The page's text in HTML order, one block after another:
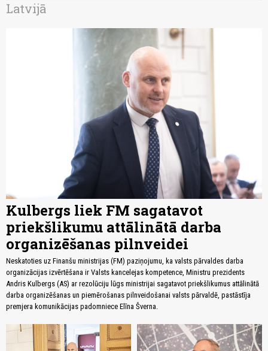
Latvijā
Kulbergs liek FM sagatavot
priekšlikumu attālinātā darba
organizēšanas pilnveidei
Neskatoties uz Finanšu ministrijas (FM) paziņojumu, ka valsts pārvaldes darba
organizācijas izvērtēšana ir Valsts kancelejas kompetence, Ministru prezidents
Andris Kulbergs (AS) ar rezolūciju lūgs ministrijai sagatavot priekšlikumus attālinātā
darba organizēšanas un piemērošanas pilnveidošanai valsts pārvaldē, pastāstīja
premjera komunikācijas padomniece Elīna Šverna.